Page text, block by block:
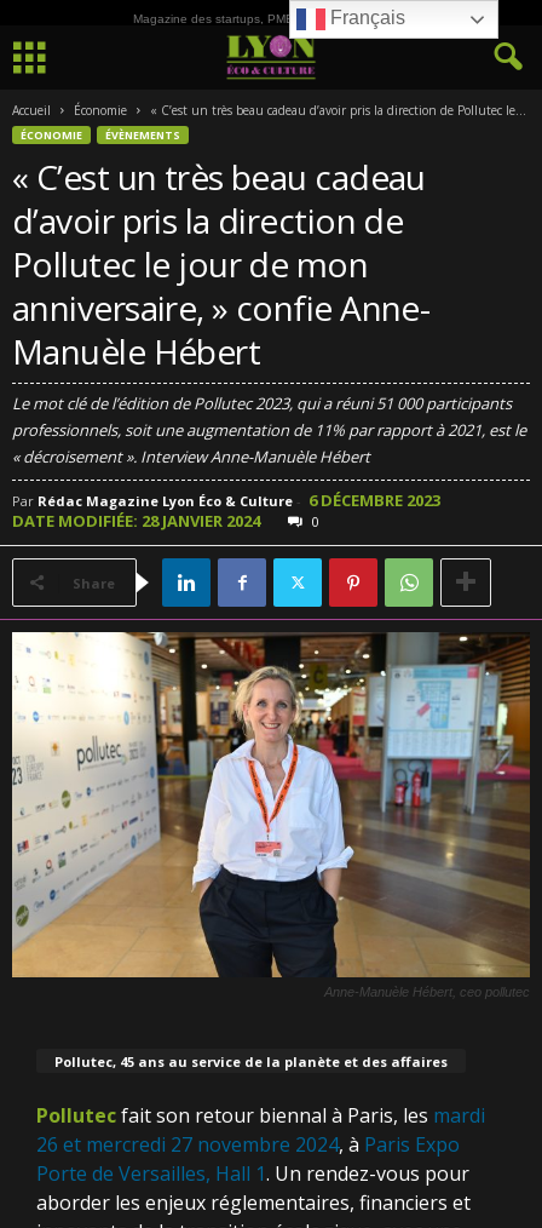
Magazine des startups, PME, ETI et de la Culture
Accueil Économie « C’est un très beau cadeau d’avoir pris la direction de Pollutec le...
ÉCONOMIE ÉVÈNEMENTS
« C’est un très beau cadeau
d’avoir pris la direction de
Pollutec le jour de mon
anniversaire, » confie Anne-
Manuèle Hébert
Le mot clé de l’édition de Pollutec 2023, qui a réuni 51 000 participants
professionnels, soit une augmentation de 11% par rapport à 2021, est le
« décroisement ». Interview Anne-Manuèle Hébert
Par Rédac Magazine Lyon Éco & Culture - 6 DÉCEMBRE 2023
DATE MODIFIÉE: 28 JANVIER 2024
0
Share
Anne-Manuèle Hébert, ceo pollutec
Pollutec, 45 ans au service de la planète et des affaires
Pollutecfait son retour biennal à Paris, les mardi
26 et mercredi 27 novembre 2024, à Paris Expo
Porte de Versailles, Hall 1. Un rendez-vous pour
aborder les enjeux réglementaires, financiers et
Français